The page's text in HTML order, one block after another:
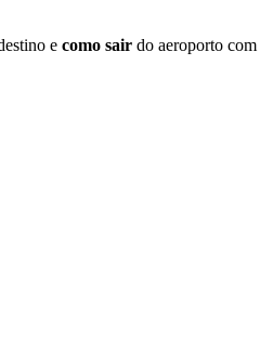
e como sair do aeroporto